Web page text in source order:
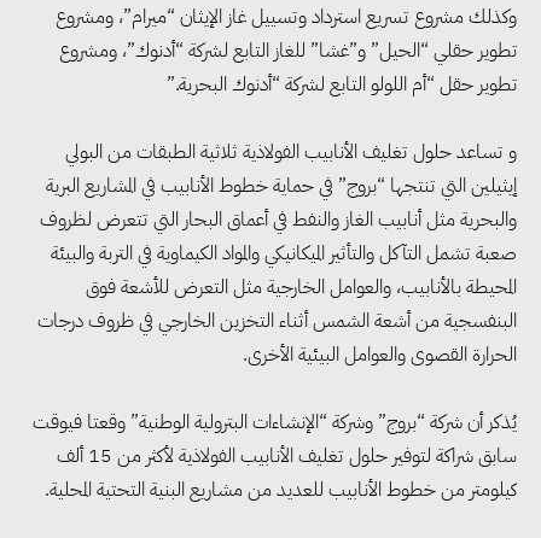
وكذلك مشروع تسريع استرداد وتسييل غاز الإيثان “ميرام”، ومشروع
تطوير حقلي “الحيل” و”غشا” للغاز التابع لشركة “أدنوك”، ومشروع
تطوير حقل “أم اللولو التابع لشركة “أدنوك البحرية.”
و تساعد حلول تغليف الأنابيب الفولاذية ثلاثية الطبقات من البولي
إيثيلين التي تنتجها “بروج” في حماية خطوط الأنابيب في المشاريع البرية
والبحرية مثل أنابيب الغاز والنفط في أعماق البحار التي تتعرض لظروف
صعبة تشمل التآكل والتأثير الميكانيكي والمواد الكيماوية في التربة والبيئة
المحيطة بالأنابيب، والعوامل الخارجية مثل التعرض للأشعة فوق
البنفسجية من أشعة الشمس أثناء التخزين الخارجي في ظروف درجات
الحرارة القصوى والعوامل البيئية الأخرى.
يُذكر أن شركة “بروج” وشركة “الإنشاءات البترولية الوطنية” وقعتا فيوقت
سابق شراكة لتوفير حلول تغليف الأنابيب الفولاذية لأكثر من 15 ألف
كيلومتر من خطوط الأنابيب للعديد من مشاريع البنية التحتية المحلية.
وزيرا التخطيط والبترول يبحثان
تعزيز أمن الطاقة وزيادة الإنتاج
الاقتصادية لعام 2026/2027
«التضامن» تتعامل مع 552 بلاغًا
خلال يوليو.. إنقاذ كبار بلا مأوى ولم
شمل مواطن بأسرته وحماية سيدة
مسنة
«التضامن» تطلق مبادرة «بكرة
المدرسة.. الخير في مصر» لتوفير
المستلزمات الدراسية للأسر الأولى